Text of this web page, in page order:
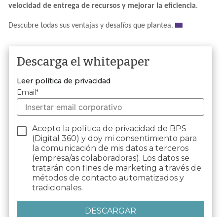
velocidad de entrega de recursos y mejorar la eficiencia.
Descubre todas sus ventajas y desafíos que plantea.
Descarga el whitepaper
Leer política de privacidad
Email*
Acepto la política de privacidad de BPS
(Digital 360) y doy mi consentimiento para
la comunicación de mis datos a terceros
(empresa/as colaboradoras). Los datos se
tratarán con fines de marketing a través de
métodos de contacto automatizados y
tradicionales.